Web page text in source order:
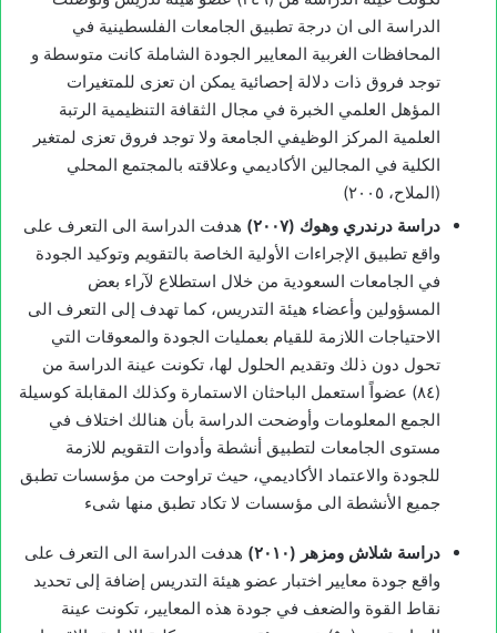
الدراسة الى ان درجة تطبيق الجامعات الفلسطينية في
المحافظات الغربية المعايير الجودة الشاملة كانت متوسطة و
توجد فروق ذات دلالة إحصائية يمكن ان تعزى للمتغيرات
المؤهل العلمي الخبرة في مجال الثقافة التنظيمية الرتبة
العلمية المركز الوظيفي الجامعة ولا توجد فروق تعزى لمتغير
الكلية في المجالين الأكاديمي وعلاقته بالمجتمع المحلي
(الملاح، ٢٠٠٥)
دراسة درندري وهوك (۲۰۰۷)
هدفت الدراسة الى التعرف على
واقع تطبيق الإجراءات الأولية الخاصة بالتقويم وتوكيد الجودة
في الجامعات السعودية من خلال استطلاع لآراء بعض
المسؤولين وأعضاء هيئة التدريس، كما تهدف إلى التعرف الى
الاحتياجات اللازمة للقيام بعمليات الجودة والمعوقات التي
تحول دون ذلك وتقديم الحلول لها، تكونت عينة الدراسة من
(٨٤) عضواً استعمل الباحثان الاستمارة وكذلك المقابلة كوسيلة
الجمع المعلومات وأوضحت الدراسة بأن هنالك اختلاف في
مستوى الجامعات لتطبيق أنشطة وأدوات التقويم للازمة
للجودة والاعتماد الأكاديمي، حيث تراوحت من مؤسسات تطبق
جميع الأنشطة الى مؤسسات لا تكاد تطبق منها شىء
دراسة شلاش ومزهر (۲۰۱۰) هدفت الدراسة الى التعرف على
واقع جودة معايير اختبار عضو هيئة التدريس إضافة إلى تحديد
نقاط القوة والضعف في جودة هذه المعايير، تكونت عينة